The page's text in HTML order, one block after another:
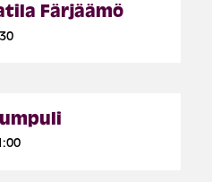
Färjäämö